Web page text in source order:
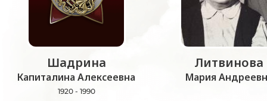
Шадрина
Капиталина Алексеевна
1920 - 1990
Литвинова
Мария